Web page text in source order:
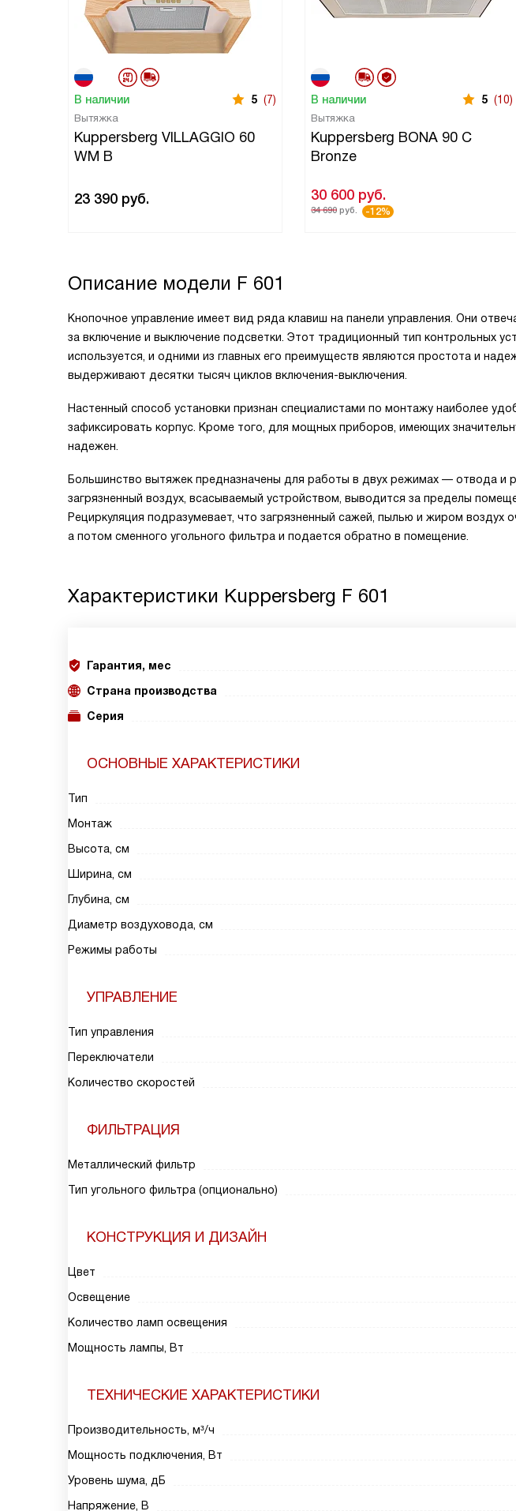
В наличии 5 (7)
Вытяжка
Kuppersberg VILLAGGIO 60
WM B
23 390 руб.
В наличии 5 (10)
Вытяжка
Kuppersberg BONA 90 C
Bronze
30 600 руб.
34 690 руб. -12%
Описание модели F 601
Кнопочное управление имеет вид ряда клавиш на панели управления. Они
за включение и выключение подсветки. Этот традиционный тип контрольных
используется, и одними из главных его преимуществ являются простота и
выдерживают десятки тысяч циклов включения-выключения.
Настенный способ установки признан специалистами по монтажу наиболее
зафиксировать корпус. Кроме того, для мощных приборов, имеющих
надежен.
Большинство вытяжек предназначены для работы в двух режимах — отвода и
загрязненный воздух, всасываемый устройством, выводится за пределы
Рециркуляция подразумевает, что загрязненный сажей, пылью и жиром воздух
а потом сменного угольного фильтра и подается обратно в помещение.
Характеристики Kuppersberg F 601
Гарантия, мес
Страна производства
Серия
ОСНОВНЫЕ ХАРАКТЕРИСТИКИ
Тип
Монтаж
Высота, см
Ширина, см
Глубина, см
Диаметр воздуховода, см
Режимы работы
УПРАВЛЕНИЕ
Тип управления
Переключатели
Количество скоростей
ФИЛЬТРАЦИЯ
Металлический фильтр
Тип угольного фильтра (опционально)
КОНСТРУКЦИЯ И ДИЗАЙН
Цвет
Освещение
Количество ламп освещения
Мощность лампы, Вт
ТЕХНИЧЕСКИЕ ХАРАКТЕРИСТИКИ
Производительность, м³/ч
Мощность подключения, Вт
Уровень шума, дБ
Напряжение, В